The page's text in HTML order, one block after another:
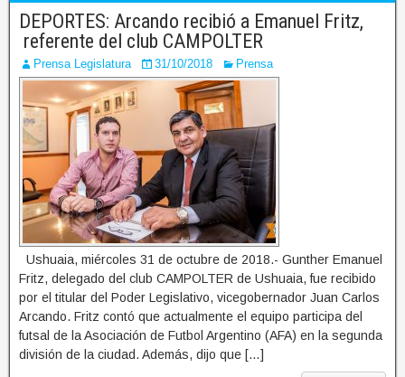
DEPORTES: Arcando recibió a Emanuel Fritz,
referente del club CAMPOLTER
Prensa Legislatura 31/10/2018 Prensa
Ushuaia, miércoles 31 de octubre de 2018.- Gunther Emanuel
Fritz, delegado del club CAMPOLTER de Ushuaia, fue recibido
por el titular del Poder Legislativo, vicegobernador Juan Carlos
Arcando. Fritz contó que actualmente el equipo participa del
futsal de la Asociación de Futbol Argentino (AFA) en la segunda
división de la ciudad. Además, dijo que […]